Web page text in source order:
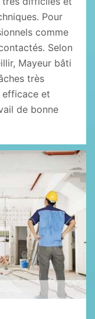
Pour
comme
Selon
Mayeur bâti
très
efficace et
de bonne